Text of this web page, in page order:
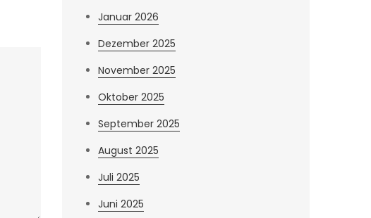
Januar 2026
Dezember 2025
November 2025
Oktober 2025
September 2025
August 2025
Juli 2025
Juni 2025